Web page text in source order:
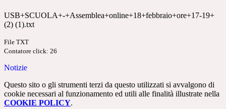
USB+SCUOLA+-+Assemblea+online+18+febbraio+ore+17-19+
(2) (1).txt
File TXT
Contatore click: 26
Notizie
Questo sito o gli strumenti terzi da questo utilizzati si avvalgono di
cookie necessari al funzionamento ed utili alle finalità illustrate nella
COOKIE POLICY.